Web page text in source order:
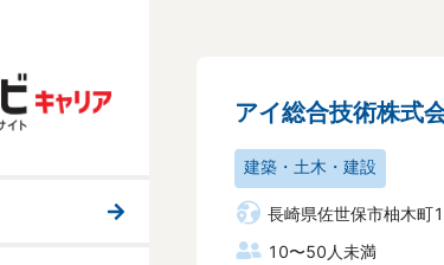
アイ総合技術株式
建築・土木・建設
長崎県佐世保市柚木町
10〜50人未満